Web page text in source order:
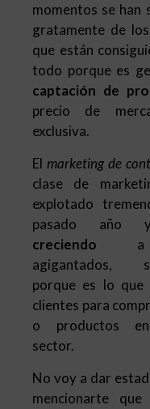
momentos se han
gratamente de
que están
todo porque es
captación de
precio de
exclusiva.
Elmarketing de
clase de
explotado
pasado
creciendo a
agigantados,
porque es lo que
clientes para
o productos
sector.
No voy a dar
mencionarte